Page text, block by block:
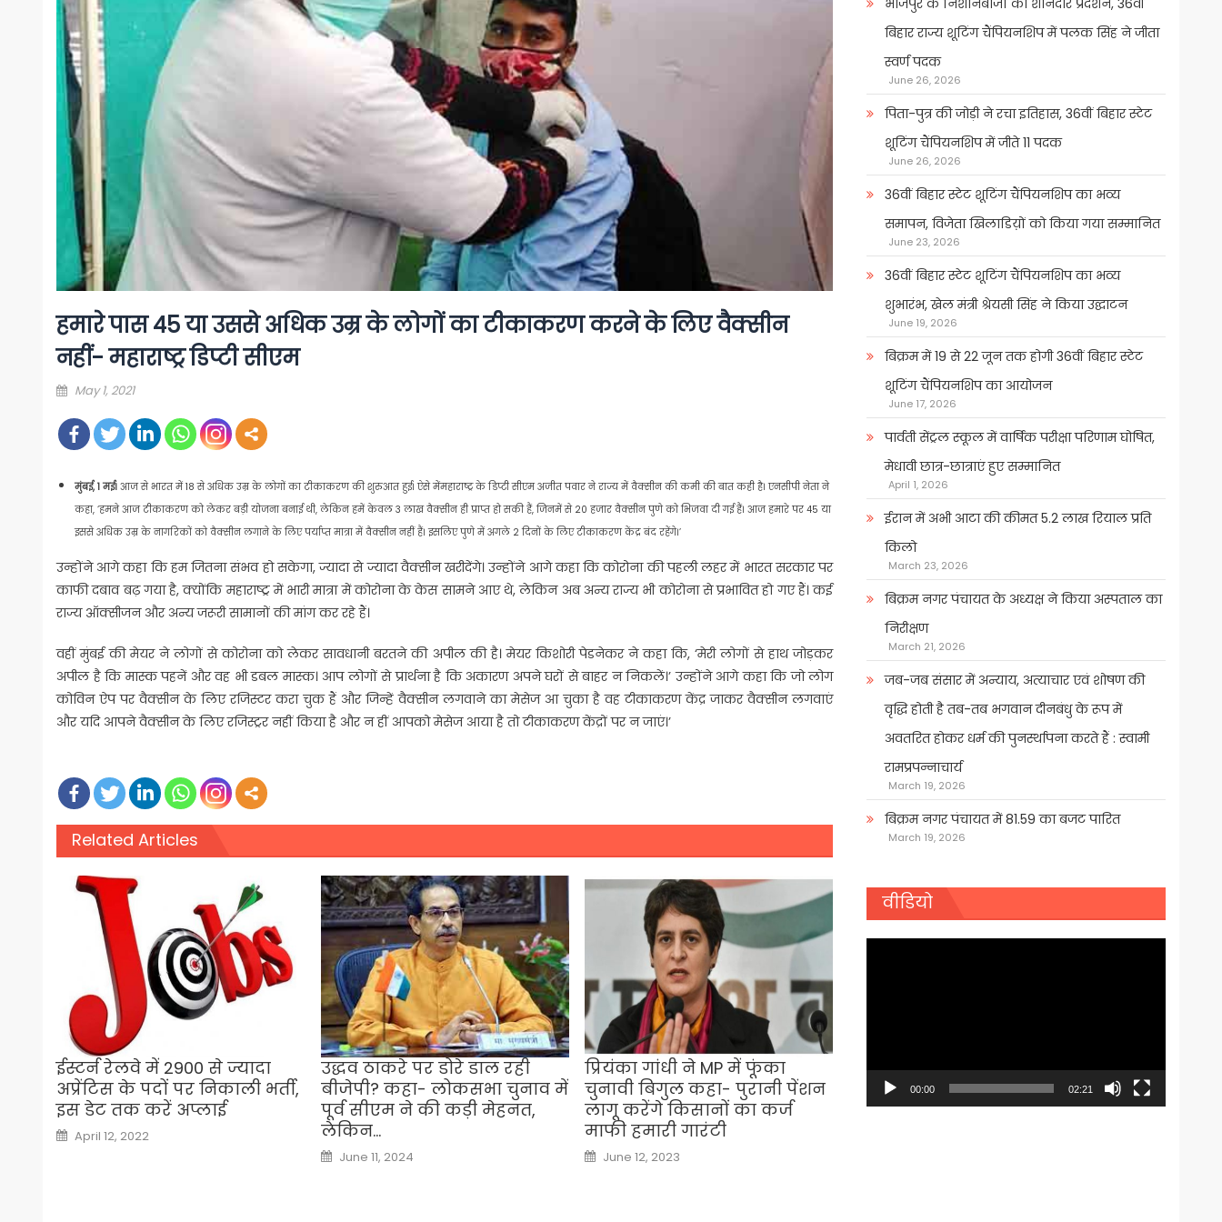
हमारे पास 45 या उससे अधिक उम्र के लोगों का टीकाकरण करने के लिए वैक्सीन
नहीं- महाराष्ट्र डिप्टी सीएम
Posted
May 1, 2021
मुंबई, 1 मई। आज से भारत में 18 से अधिक उम्र के लोगों का टीकाकरण की शुरुआत हुई। ऐसे मेंमहाराष्ट्र के डिप्टी सीएम अजीत पवार ने राज्य में वैक्सीन की कमी की बात कही है। एनसीपी नेता ने
कहा, ‘हमने आज टीकाकरण को लेकर बड़ी योजना बनाई थी, लेकिन हमें केवल 3 लाख वैक्सीन ही प्राप्त हो सकी हैं, जिनमें से 20 हजार वैक्सीन पुणे को भिजवा दी गई हैं। आज हमारे पर 45 या
इससे अधिक उम्र के नागरिकों को वैक्सीन लगाने के लिए पर्याप्त मात्रा में वैक्सीन नहीं हैं। इसलिए पुणे में अगले 2 दिनों के लिए टीकाकरण केंद्र बंद रहेंगे।’
उन्होंने आगे कहा कि हम जितना संभव हो सकेगा, ज्यादा से ज्यादा वैक्सीन खरीदेंगे। उन्होंने आगे कहा कि कोरोना की पहली लहर में भारत सरकार पर
काफी दबाव बढ़ गया है, क्योंकि महाराष्ट्र में भारी मात्रा में कोरोना के केस सामने आए थे, लेकिन अब अन्य राज्य भी कोरोना से प्रभावित हो गए हैं। कई
राज्य ऑक्सीजन और अन्य जरूरी सामानों की मांग कर रहे हैं।
वहीं मुंबई की मेयर ने लोगों से कोरोना को लेकर सावधानी बरतने की अपील की है। मेयर किशोरी पेडनेकर ने कहा कि, ‘मेरी लोगों से हाथ जोड़कर
अपील है कि मास्क पहनें और वह भी डबल मास्क। आप लोगों से प्रार्थना है कि अकारण अपने घरों से बाहर न निकलें।’ उन्होंने आगे कहा कि जो लोग
कोविन ऐप पर वैक्सीन के लिए रजिस्टर करा चुक हैं और जिन्हें वैक्सीन लगवाने का मेसेज आ चुका है वह टीकाकरण केंद्र जाकर वैक्सीन लगवाएं
और यदि आपने वैक्सीन के लिए रजिस्ट्रर नहीं किया है और न हीं आपको मेसेज आया है तो टीकाकरण केंद्रों पर न जाएं।’
Related Articles
ईस्टर्न रेलवे में 2900 से ज्यादा
अप्रेंटिस के पदों पर निकाली भर्ती,
इस डेट तक करें अप्लाई
Posted
on
April 12, 2022
उद्धव ठाकरे पर डोरे डाल रही
बीजेपी? कहा- लोकसभा चुनाव में
पूर्व सीएम ने की कड़ी मेहनत,
लेकिन…
Posted
on
June 11, 2024
प्रियंका गांधी ने MP में फूंका
चुनावी बिगुल कहा- पुरानी पेंशन
लागू करेंगे किसानों का कर्ज
माफी हमारी गारंटी
Posted
on
June 12, 2023
भोजपुर के निशानेबाजों का शानदार प्रदर्शन, 36वीं
बिहार राज्य शूटिंग चैंपियनशिप में पलक सिंह ने जीता
स्वर्ण पदक
June 26, 2026
पिता-पुत्र की जोड़ी ने रचा इतिहास, 36वीं बिहार स्टेट
शूटिंग चैंपियनशिप में जीते 11 पदक
June 26, 2026
36वीं बिहार स्टेट शूटिंग चैंपियनशिप का भव्य
समापन, विजेता खिलाडिय़ों को किया गया सम्मानित
June 23, 2026
36वीं बिहार स्टेट शूटिंग चैंपियनशिप का भव्य
शुभारंभ, खेल मंत्री श्रेयसी सिंह ने किया उद्घाटन
June 19, 2026
बिक्रम में 19 से 22 जून तक होगी 36वीं बिहार स्टेट
शूटिंग चैंपियनशिप का आयोजन
June 17, 2026
पार्वती सेंट्रल स्कूल में वार्षिक परीक्षा परिणाम घोषित,
मेधावी छात्र-छात्राएं हुए सम्मानित
April 1, 2026
ईरान में अभी आटा की कीमत 5.2 लाख रियाल प्रति
किलो
March 23, 2026
बिक्रम नगर पंचायत के अध्यक्ष ने किया अस्पताल का
निरीक्षण
March 21, 2026
जब-जब संसार में अन्याय, अत्याचार एवं शोषण की
वृद्धि होती है तब-तब भगवान दीनबंधु के रूप में
अवतरित होकर धर्म की पुनर्स्थापना करते हैं : स्वामी
रामप्रपन्नाचार्य
March 19, 2026
बिक्रम नगर पंचायत में 81.59 का बजट पारित
March 19, 2026
वीडियो
00:00 02:21